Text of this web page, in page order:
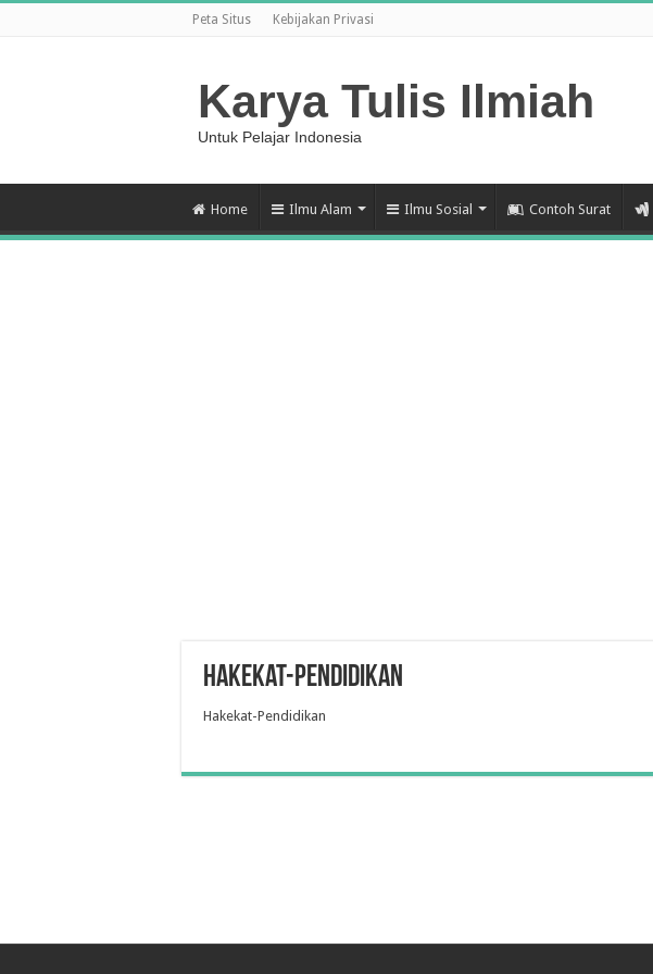
Peta Situs Kebijakan Privasi
Karya Tulis Ilmiah
Untuk Pelajar Indonesia
Home Ilmu Alam Ilmu Sosial Contoh Surat
Hakekat-Pendidikan
Hakekat-Pendidikan